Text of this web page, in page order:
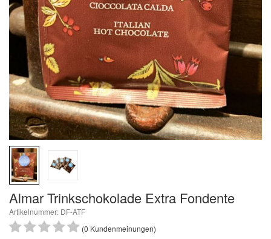
Almar Trinkschokolade Extra Fondente
Artikelnummer: DF-ATF
(0 Kundenmeinungen)